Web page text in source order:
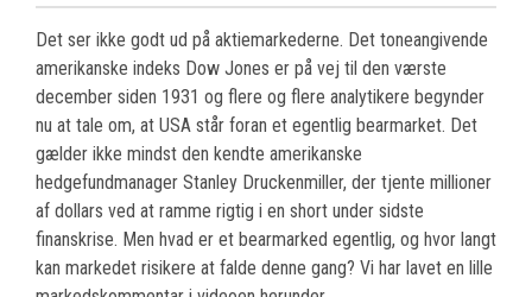
Det ser ikke godt ud på aktiemarkederne. Det toneangivende
amerikanske indeks Dow Jones er på vej til den værste
december siden 1931 og flere og flere analytikere begynder
nu at tale om, at USA står foran et egentlig bearmarket. Det
gælder ikke mindst den kendte amerikanske
hedgefundmanager Stanley Druckenmiller, der tjente millioner
af dollars ved at ramme rigtig i en short under sidste
finanskrise. Men hvad er et bearmarked egentlig, og hvor langt
kan markedet risikere at falde denne gang? Vi har lavet en lille